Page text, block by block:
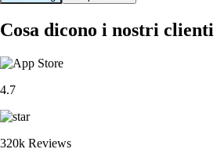
Cosa dicono i nostri clienti
4.7
320k Reviews